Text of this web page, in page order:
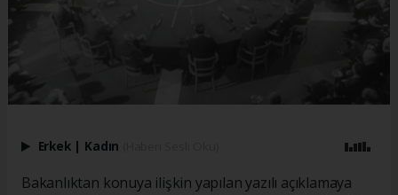
Erkek | Kadın
Bakanlıktan konuya ilişkin yapılan yazılı açıklamaya